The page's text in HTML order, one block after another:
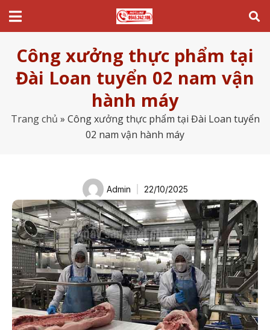
Công xưởng thực phẩm tại
Đài Loan tuyển 02 nam vận
hành máy
Trang chủ » Công xưởng thực phẩm tại Đài Loan tuyển
02 nam vận hành máy
Admin 22/10/2025